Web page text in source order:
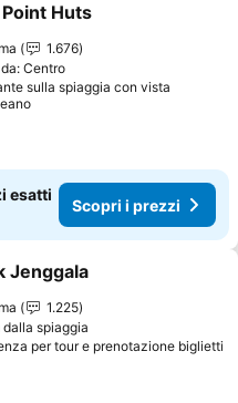
ai preferiti
Huts
1.676
Centro
sulla spiaggia con vista
esatti
Scopri i prezzi
ai preferiti
Jenggala
1.225
spiaggia
per tour e prenotazione biglietti